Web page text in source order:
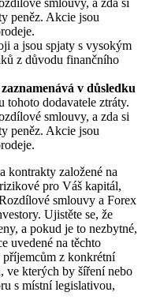
peněz. Akcie jsou
a jsou spjaty s vysokým
z důvodu finančního
v důsledku
dodavatele ztráty.
smlouvy, a zda si
peněz. Akcie jsou
kontrakty založené na
pro Váš kapitál,
smlouvy a Forex
Ujistěte se, že
a pokud je to nezbytné,
uvedené na těchto
příjemcům z konkrétní
ve kterých by šíření nebo
s místní legislativou,